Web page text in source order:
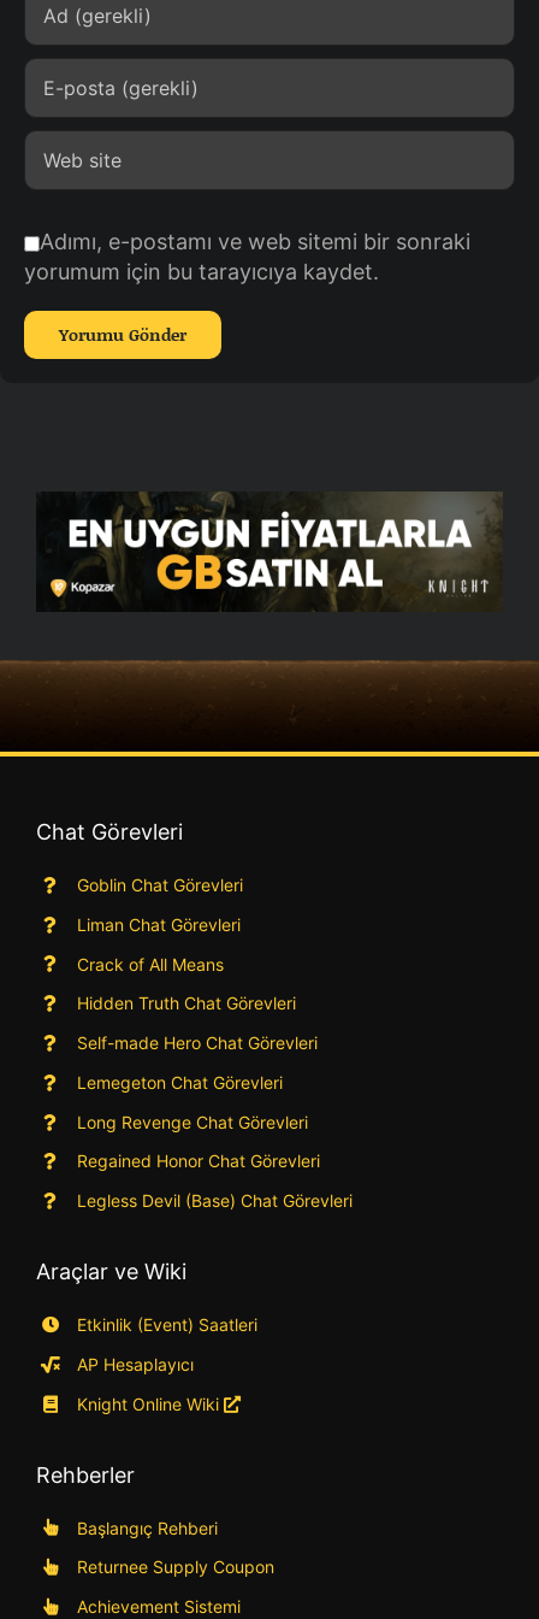
Adımı, e-postamı ve web sitemi bir sonraki
yorumum için bu tarayıcıya kaydet.
Chat Görevleri
Goblin Chat Görevleri
Liman Chat Görevleri
Crack of All Means
Hidden Truth Chat Görevleri
Self-made Hero Chat Görevleri
Lemegeton Chat Görevleri
Long Revenge Chat Görevleri
Regained Honor Chat Görevleri
Legless Devil (Base) Chat Görevleri
Araçlar ve Wiki
Etkinlik (Event) Saatleri
AP Hesaplayıcı
Knight Online Wiki
Rehberler
Başlangıç Rehberi
Returnee Supply Coupon
Achievement Sistemi